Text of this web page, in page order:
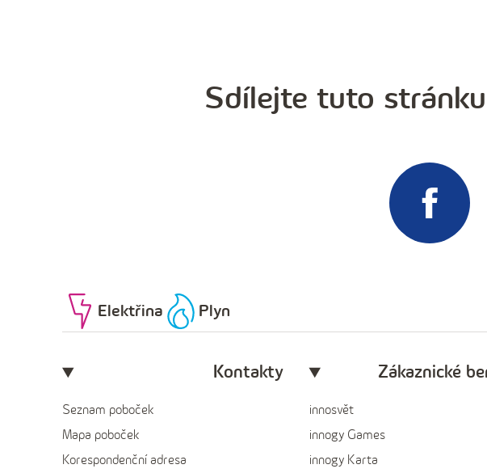
Sdílejte tuto
Elektřina Plyn
Kontakty
Seznam poboček
Mapa poboček
Korespondenční adresa
Zákaznické
innosvět
innogy Games
innogy Karta